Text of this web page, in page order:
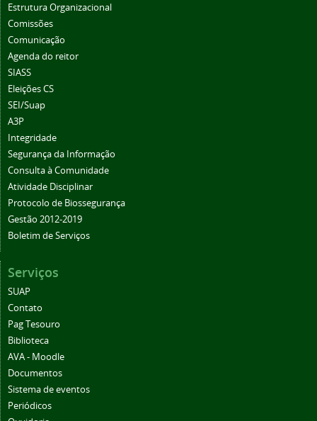
Estrutura Organizacional
Comissões
Comunicação
Agenda do reitor
SIASS
Eleições CS
SEI/Suap
A3P
Integridade
Segurança da Informação
Consulta à Comunidade
Atividade Disciplinar
Protocolo de Biossegurança
Gestão 2012-2019
Boletim de Serviços
Serviços
SUAP
Contato
Pag Tesouro
Biblioteca
AVA - Moodle
Documentos
Sistema de eventos
Periódicos